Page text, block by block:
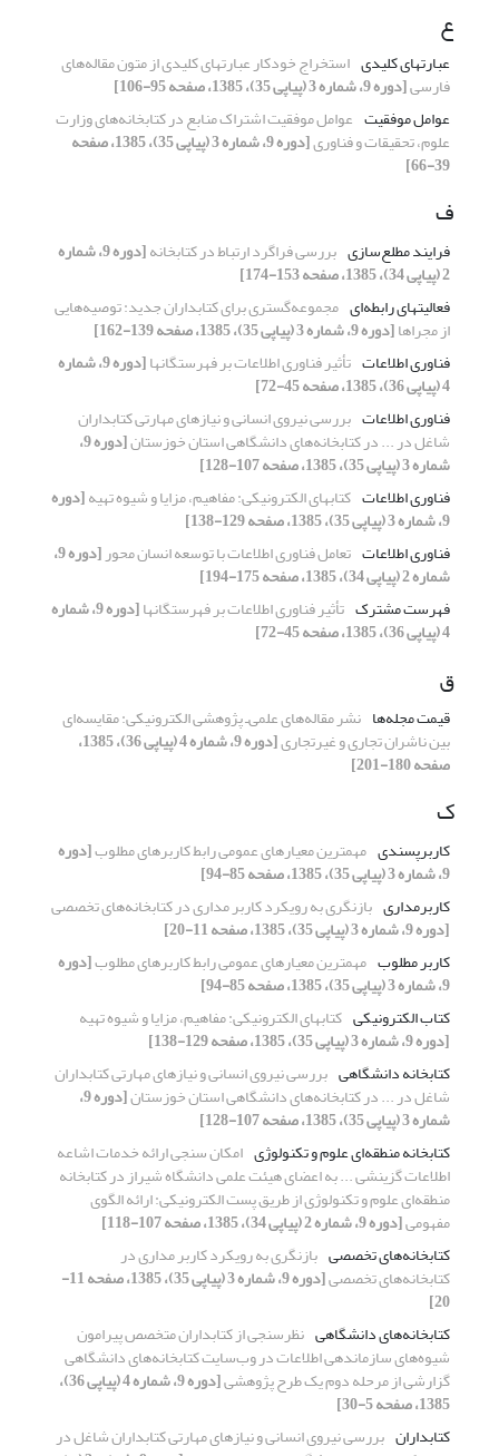
ع
عبارتهای کلیدی استخراج خودکار عبارتهای کلیدی از متون مقاله‌های
فارسی[دوره 9، شماره 3 (پیاپی 35)، 1385، صفحه 95-106]
عوامل موفقیت عوامل موفقیت اشتراک منابع در کتابخانه‌های وزارت
علوم، تحقیقات و فناوری [دوره 9، شماره 3 (پیاپی 35)، 1385، صفحه
39-66]
ف
فرایند مطلع‌سازی بررسی فراگرد ارتباط در کتابخانه [دوره 9، شماره
2 (پیاپی 34)، 1385، صفحه 153-174]
فعالیتهای رابطه‌ای مجموعه‌گستری برای کتابداران جدید: توصیه‌هایی
از مجراها[دوره 9، شماره 3 (پیاپی 35)، 1385، صفحه 139-162]
فناوری اطلاعات تأثیر فناوری اطلاعات بر فهرستگانها [دوره 9، شماره
4 (پیاپی 36)، 1385، صفحه 45-72]
فناوری اطلاعات بررسی نیروی انسانی و نیازهای مهارتی کتابداران
شاغل در ... در کتابخانه‌های دانشگاهی استان خوزستان [دوره 9،
شماره 3 (پیاپی 35)، 1385، صفحه 107-128]
فناوری اطلاعات کتابهای الکترونیکی: مفاهیم، مزایا و شیوه تهیه[دوره
9، شماره 3 (پیاپی 35)، 1385، صفحه 129-138]
فناوری اطلاعات تعامل فناوری اطلاعات با توسعه انسان محور [دوره 9،
شماره 2 (پیاپی 34)، 1385، صفحه 175-194]
فهرست مشترک تأثیر فناوری اطلاعات بر فهرستگانها [دوره 9، شماره
4 (پیاپی 36)، 1385، صفحه 45-72]
ق
قیمت مجله‌ها نشر مقاله‌های علمی‌ـ پژوهشی الکترونیکی: مقایسه‌ای
بین ناشران تجاری و غیرتجاری [دوره 9، شماره 4 (پیاپی 36)، 1385،
صفحه 180-201]
ک
کاربرپسندی مهمترین معیارهای عمومی رابط کاربرهای مطلوب[دوره
9، شماره 3 (پیاپی 35)، 1385، صفحه 85-94]
کاربرمداری بازنگری به رویکرد کاربر مداری در کتابخانه‌های تخصصی
[دوره 9، شماره 3 (پیاپی 35)، 1385، صفحه 11-20]
کاربر مطلوب مهمترین معیارهای عمومی رابط کاربرهای مطلوب[دوره
9، شماره 3 (پیاپی 35)، 1385، صفحه 85-94]
کتاب الکترونیکی کتابهای الکترونیکی: مفاهیم، مزایا و شیوه تهیه
[دوره 9، شماره 3 (پیاپی 35)، 1385، صفحه 129-138]
کتابخانه دانشگاهی بررسی نیروی انسانی و نیازهای مهارتی کتابداران
شاغل در ... در کتابخانه‌های دانشگاهی استان خوزستان [دوره 9،
شماره 3 (پیاپی 35)، 1385، صفحه 107-128]
کتابخانه منطقه‌ای علوم و تکنولوژی امکان سنجی ارائه خدمات اشاعه
اطلاعات گزینشی ... به اعضای هیئت علمی دانشگاه شیراز در کتابخانه
منطقه‌ای علوم و تکنولوژی از طریق پست الکترونیکی: ارائه الگوی
مفهومی[دوره 9، شماره 2 (پیاپی 34)، 1385، صفحه 107-118]
کتابخانه‌های تخصصی بازنگری به رویکرد کاربر مداری در
کتابخانه‌های تخصصی [دوره 9، شماره 3 (پیاپی 35)، 1385، صفحه 11-
20]
کتابخانه‌های دانشگاهی نظرسنجی از کتابداران متخصص پیرامون
شیوه‌های سازماندهی اطلاعات در وب‌سایت کتابخانه‌های دانشگاهی
گزارشی از مرحله دوم یک طرح پژوهشی [دوره 9، شماره 4 (پیاپی 36)،
1385، صفحه 5-30]
کتابداران بررسی نیروی انسانی و نیازهای مهارتی کتابداران شاغل در